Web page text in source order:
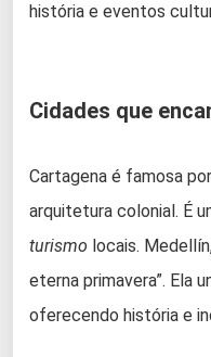
história e eventos
Cidades que
Cartagena é famosa
arquitetura colonial. É
turismo locais.
eterna primavera”. Ela
oferecendo história e